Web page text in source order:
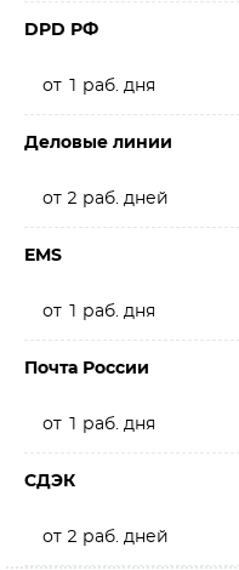
DPD РФ
от 1 раб. дня
Деловые линии
от 2 раб. дней
EMS
от 1 раб. дня
Почта России
от 1 раб. дня
СДЭК
от 2 раб. дней